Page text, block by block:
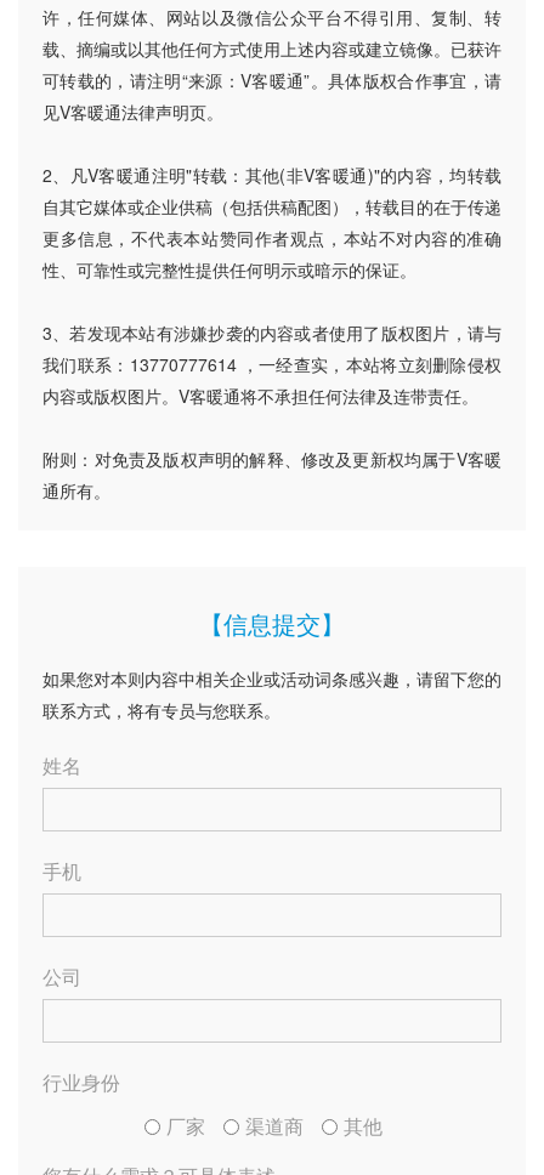
许，任何媒体、网站以及微信公众平台不得引用、复制、转
载、摘编或以其他任何方式使用上述内容或建立镜像。已获许
可转载的，请注明“来源：V客暖通”。具体版权合作事宜，请
见V客暖通法律声明页。
2、凡V客暖通注明"转载：其他(非V客暖通)"的内容，均转载
自其它媒体或企业供稿（包括供稿配图），转载目的在于传递
更多信息，不代表本站赞同作者观点，本站不对内容的准确
性、可靠性或完整性提供任何明示或暗示的保证。
3、若发现本站有涉嫌抄袭的内容或者使用了版权图片，请与
我们联系：13770777614 ，一经查实，本站将立刻删除侵权
内容或版权图片。V客暖通将不承担任何法律及连带责任。
附则：对免责及版权声明的解释、修改及更新权均属于V客暖
通所有。